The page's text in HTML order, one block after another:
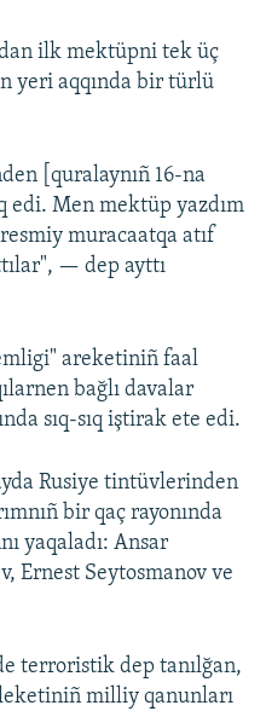
ilk mektüpni tek üç
yeri aqqında bir türlü
[quralaynıñ 16-na
Men mektüp yazdım
muracaatqa atıf
— dep ayttı
areketiniñ faal
bağlı davalar
sıq-sıq iştirak ete edi.
Rusiye tintüvlerinden
bir qaç rayonında
yaqaladı: Ansar
Ernest Seytosmanov ve
terroristik dep tanılğan,
milliy qanunları